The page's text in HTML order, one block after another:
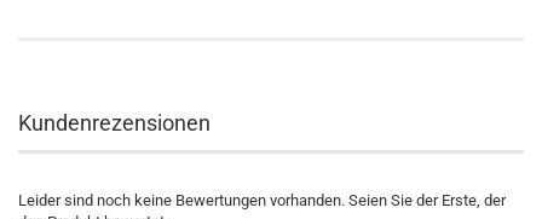
Kundenrezensionen
Leider sind noch keine Bewertungen vorhanden. Seien Sie der Erste, der